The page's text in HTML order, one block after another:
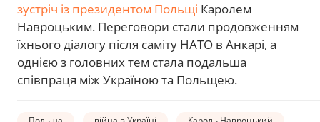
зустріч із президентом Польщі Каролем
Навроцьким. Переговори стали продовженням
їхнього діалогу після саміту НАТО в Анкарі, а
однією з головних тем стала подальша
співпраця між Україною та Польщею.